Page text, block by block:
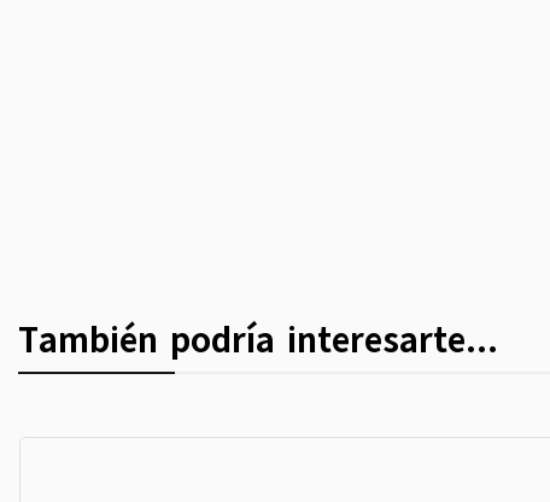
También podría interesarte...